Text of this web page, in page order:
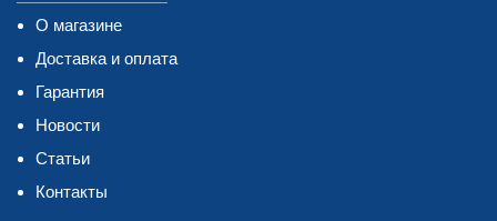
О магазине
Доставка и оплата
Гарантия
Новости
Статьи
Контакты